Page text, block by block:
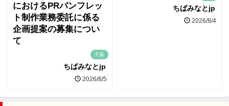
におけるPRパンフレッ
ト制作業務委託に係る
企画提案の募集につい
て
千葉
ちばみなとjp
2026/8/5
ちばみなとjp
2026/8/4